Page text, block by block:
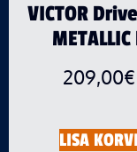
VICTOR
METALLIC
209,00€
LISA KORVI